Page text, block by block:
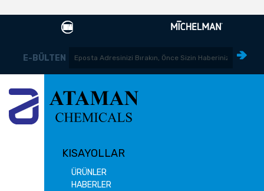
E-BÜLTEN
KISAYOLLAR
ÜRÜNLER
HABERLER